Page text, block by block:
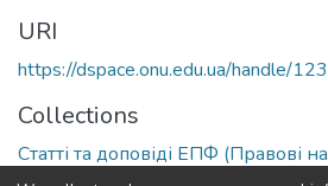
URI
https://dspace.onu.edu.ua/handle/
Collections
Статті та доповіді ЕПФ (Правові